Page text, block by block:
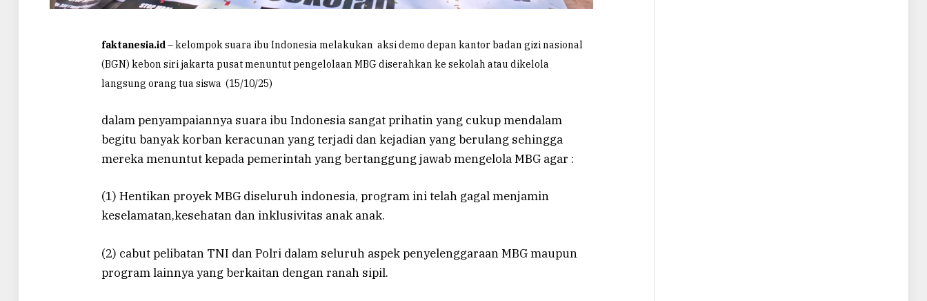
faktanesia.id– kelompok suara ibu Indonesia melakukan aksi demo depan kantor badan gizi nasional
(BGN) kebon siri jakarta pusat menuntut pengelolaan MBG diserahkan ke sekolah atau dikelola
langsung orang tua siswa (15/10/25)
dalam penyampaiannya suara ibu Indonesia sangat prihatin yang cukup mendalam
begitu banyak korban keracunan yang terjadi dan kejadian yang berulang sehingga
mereka menuntut kepada pemerintah yang bertanggung jawab mengelola MBG agar :
(1) Hentikan proyek MBG diseluruh indonesia, program ini telah gagal menjamin
keselamatan,kesehatan dan inklusivitas anak anak.
(2) cabut pelibatan TNI dan Polri dalam seluruh aspek penyelenggaraan MBG maupun
program lainnya yang berkaitan dengan ranah sipil.